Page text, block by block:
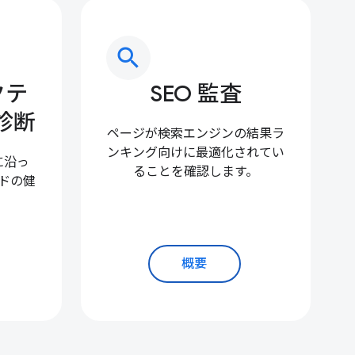
断
っ
の健
search
SEO 監査
ページが検索エンジンの結果ラ
ンキング向けに最適化されてい
ることを確認します。
概要